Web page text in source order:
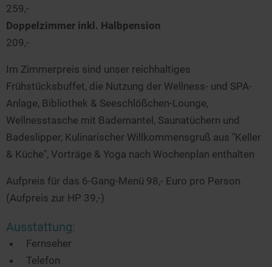
259,-
Doppelzimmer inkl. Halbpension
209,-
Im Zimmerpreis sind unser reichhaltiges
Frühstücksbuffet, die Nutzung der Wellness- und SPA-
Anlage, Bibliothek & Seeschlößchen-Lounge,
Wellnesstasche mit Bademantel, Saunatüchern und
Badeslipper, Kulinarischer Willkommensgruß aus "Keller
& Küche", Vorträge & Yoga nach Wochenplan enthalten
Aufpreis für das 6-Gang-Menü 98,- Euro pro Person
(Aufpreis zur HP 39,-)
Ausstattung:
Fernseher
Telefon